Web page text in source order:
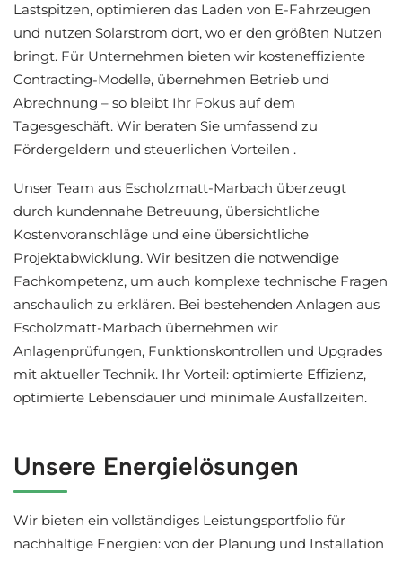
Lastspitzen, optimieren das Laden von E-Fahrzeugen
und nutzen Solarstrom dort, wo er den größten Nutzen
bringt. Für Unternehmen bieten wir kosteneffiziente
Contracting-Modelle, übernehmen Betrieb und
Abrechnung – so bleibt Ihr Fokus auf dem
Tagesgeschäft. Wir beraten Sie umfassend zu
Fördergeldern und steuerlichen Vorteilen .
Unser Team aus Escholzmatt-Marbach überzeugt
durch kundennahe Betreuung, übersichtliche
Kostenvoranschläge und eine übersichtliche
Projektabwicklung. Wir besitzen die notwendige
Fachkompetenz, um auch komplexe technische Fragen
anschaulich zu erklären. Bei bestehenden Anlagen aus
Escholzmatt-Marbach übernehmen wir
Anlagenprüfungen, Funktionskontrollen und Upgrades
mit aktueller Technik. Ihr Vorteil: optimierte Effizienz,
optimierte Lebensdauer und minimale Ausfallzeiten.
Unsere Energielösungen
Wir bieten ein vollständiges Leistungsportfolio für
nachhaltige Energien: von der Planung und Installation